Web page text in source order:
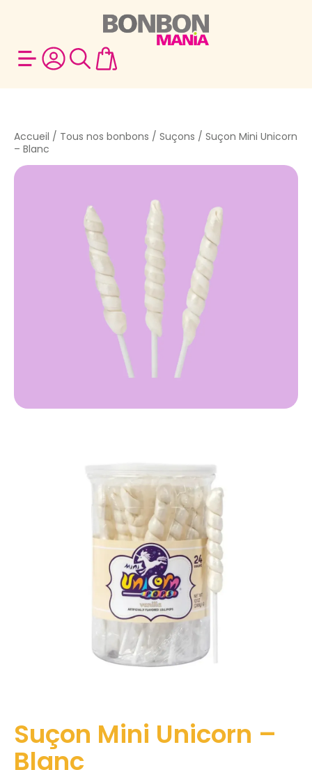
Accueil / Tous nos bonbons / Suçons / Suçon Mini Unicorn
– Blanc
Suçon Mini Unicorn –
Blanc